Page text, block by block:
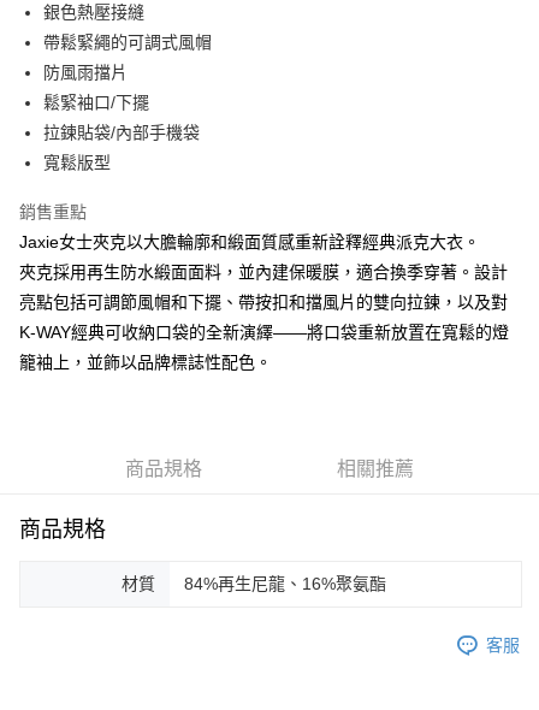
玉山商業銀行
台新國際商業銀行
台灣樂天信用卡公司
AFTEE先享後付
相關說明
【關於「AFTEE先享後付」】
AFTEE先享後付是「在收到商品之後才付款」的支付方式。 讓您購物簡單
便利好安心！
１．簡單：不需註冊會員、不需綁卡、不需儲值。
３．安心：先確認商品／服務後，再付款。
【「AFTEE先享後付」結帳流程】
１．於結帳方式選擇「AFTEE先享後付」後，將跳轉至「AFTEE先享後付」
結帳頁面，進行簡訊認證並確認金額後，即可完成結帳。
３．收到繳費通知簡訊後14天內，點擊此簡訊中的連結，可透過四大超商／
ATM／網路銀行／等多元方式進行付款，方視為交易完成。
是否繳費成功／繳費後需取消欲退款等相關疑問，請聯繫「AFTEE先享後付
【注意事項】
易，需依本服務之必要範圍內提供個人資料，並將交易相關給付款項請求債
運送方式
黑貓宅急便配送到府
每筆NT$120，滿NT$3,000(含以上)免運費
銀色熱壓接縫
帶鬆緊繩的可調式風帽
防風雨擋片
鬆緊袖口/下擺
拉鍊貼袋/內部手機袋
寬鬆版型
銷售重點
Jaxie女士夾克以大膽輪廓和緞面質感重新詮釋經典派克大衣。
夾克採用再生防水緞面面料，並內建保暖膜，適合換季穿著。設計
亮點包括可調節風帽和下擺、帶按扣和擋風片的雙向拉鍊，以及對
K-WAY經典可收納口袋的全新演繹——將口袋重新放置在寬鬆的燈
籠袖上，並飾以品牌標誌性配色。
商品規格 相關推薦
商品規格
材質 84%再生尼龍、16%聚氨酯
客服